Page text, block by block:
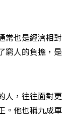
常也是經濟相對
窮人的負擔，是
人，往往面對更
。他也稱九成車